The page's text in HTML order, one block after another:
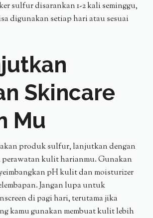
sulfur disarankan 1-2 kali seminggu,
digunakan setiap hari atau sesuai
Skincare
Mu
produk sulfur, lanjutkan dengan
kulit harianmu. Gunakan
pH kulit dan moisturizer
Jangan lupa untuk
di pagi hari, terutama jika
kamu gunakan membuat kulit lebih